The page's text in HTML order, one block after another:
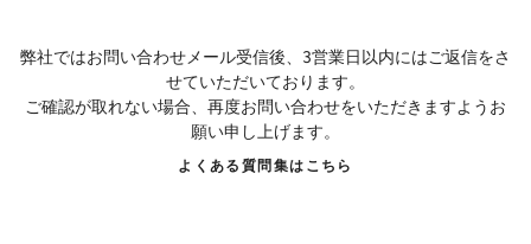
弊社ではお問い合わせメール受信後、3営業日以内にはご返信をさ
せていただいております。
ご確認が取れない場合、再度お問い合わせをいただきますようお
願い申し上げます。
よくある質問集はこちら